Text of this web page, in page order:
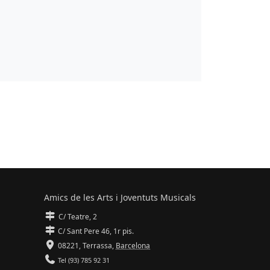
Amics de les Arts i Joventuts Musicals
C/ Teatre, 2
C/ Sant Pere 46, 1r pis.
08221,Terrassa, Barcelona
Tel (93) 785 92 31